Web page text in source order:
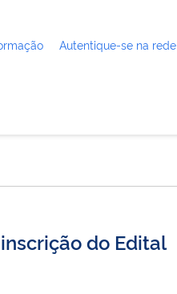
Autentique-se na rede
do Edital